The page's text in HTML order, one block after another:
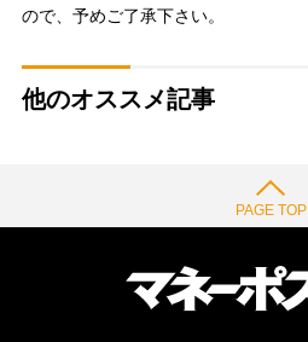
ので、予めご了承下さい。
他のオススメ記事
PAGE TOP